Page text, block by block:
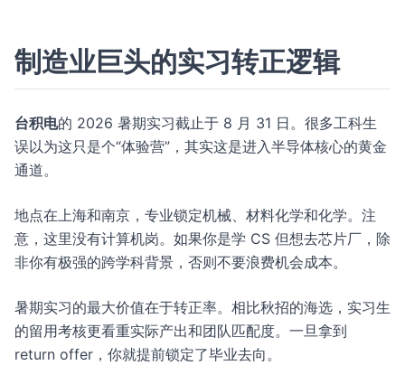
制造业巨头的实习转正逻辑
台积电的 2026 暑期实习截止于 8 月 31 日。很多工科生
误以为这只是个“体验营”，其实这是进入半导体核心的黄金
通道。
地点在上海和南京，专业锁定机械、材料化学和化学。注
意，这里没有计算机岗。如果你是学 CS 但想去芯片厂，除
非你有极强的跨学科背景，否则不要浪费机会成本。
暑期实习的最大价值在于转正率。相比秋招的海选，实习生
的留用考核更看重实际产出和团队匹配度。一旦拿到
return offer，你就提前锁定了毕业去向。